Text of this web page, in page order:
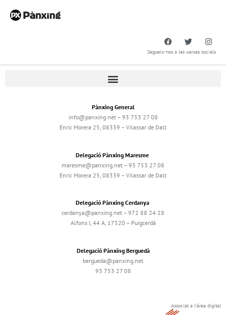
Segueix-nos a les xarxes socials
Pànxing General
info@panxing.net – 93 753 27 08
Enric Morera 25, 08339 – Vilassar de Dalt
Delegació Pànxing Maresme
maresme@panxing.net – 93 753 27 08
Enric Morera 25, 08339 – Vilassar de Dalt
Delegació Pànxing Cerdanya
cerdanya@panxing.net – 972 88 24 28
Alfons I, 44 A, 17520 – Puigcerdà
Delegació Pànxing Berguedà
bergueda@panxing.net
93 753 27 08
Associat a l'àrea digital